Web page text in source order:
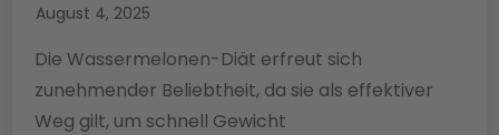
August 4, 2025
Die Wassermelonen-Diät erfreut sich
zunehmender Beliebtheit, da sie als effektiver
Weg gilt, um schnell Gewicht